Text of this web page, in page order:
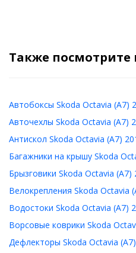
Также посмотрите
Автобоксы Skoda Octavia (A7)
Авточехлы Skoda Octavia (A7)
Антискол Skoda Octavia (A7)
Багажники на крышу Skoda
Брызговики Skoda Octavia (A7)
Велокрепления Skoda Octavia
Водостоки Skoda Octavia (A7)
Ворсовые коврики Skoda
Дефлекторы Skoda Octavia